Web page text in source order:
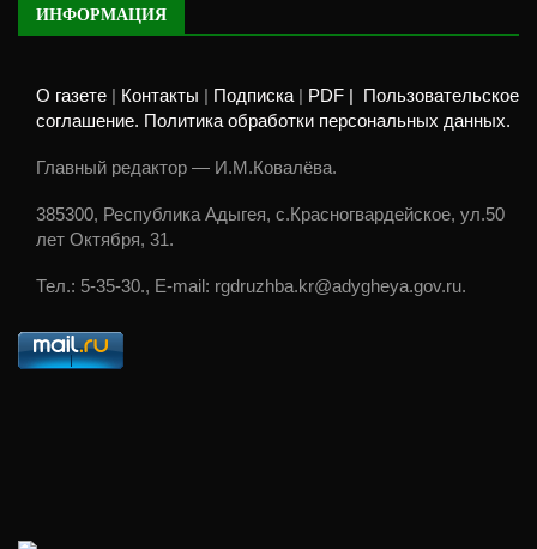
ИНФОРМАЦИЯ
О газете Контакты Подписка PDF |
Пользовательское
соглашение. Политика обработки персональных данных.
Главный редактор — И.М.Ковалёва.
385300, Республика Адыгея, с.Красногвардейское, ул.50
лет Октября, 31.
Тел.: 5-35-30., E-mail: rgdruzhba.kr@adygheya.gov.ru.